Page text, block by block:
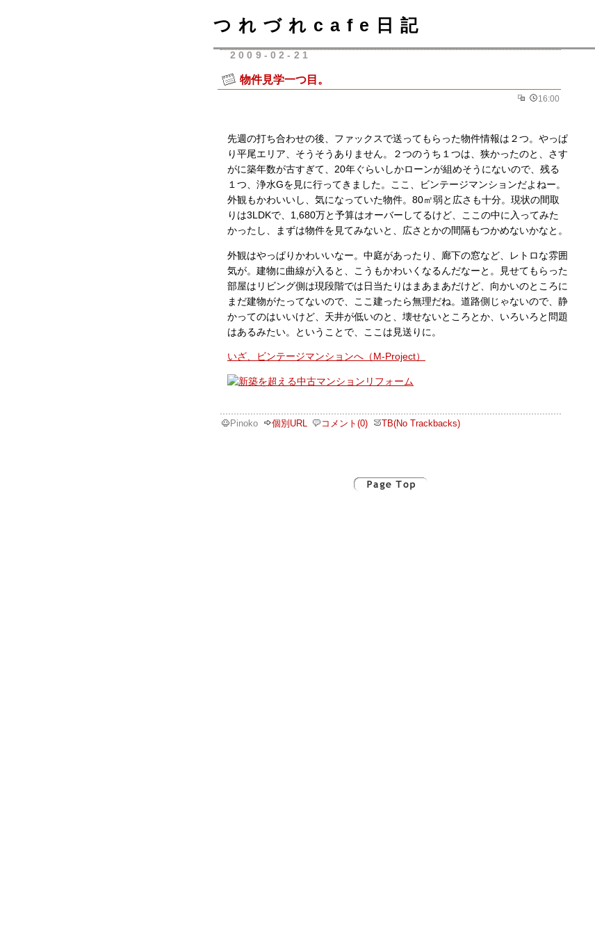
つれづれcafe日記
2009-02-21
物件見学一つ目。
16:00
先週の打ち合わせの後、ファックスで送ってもらった物件情報は２つ。やっぱ
り平尾エリア、そうそうありません。２つのうち１つは、狭かったのと、さす
がに築年数が古すぎて、20年ぐらいしかローンが組めそうにないので、残る
１つ、浄水Gを見に行ってきました。ここ、ビンテージマンションだよねー。
外観もかわいいし、気になっていた物件。80㎡弱と広さも十分。現状の間取
りは3LDKで、1,680万と予算はオーバーしてるけど、ここの中に入ってみた
かったし、まずは物件を見てみないと、広さとかの間隔もつかめないかなと。
外観はやっぱりかわいいなー。中庭があったり、廊下の窓など、レトロな雰囲
気が。建物に曲線が入ると、こうもかわいくなるんだなーと。見せてもらった
部屋はリビング側は現段階では日当たりはまあまあだけど、向かいのところに
まだ建物がたってないので、ここ建ったら無理だね。道路側じゃないので、静
かってのはいいけど、天井が低いのと、壊せないところとか、いろいろと問題
はあるみたい。ということで、ここは見送りに。
いざ、ビンテージマンションへ（M-Project）
Pinoko 個別URL コメント(0) TB(No Trackbacks)